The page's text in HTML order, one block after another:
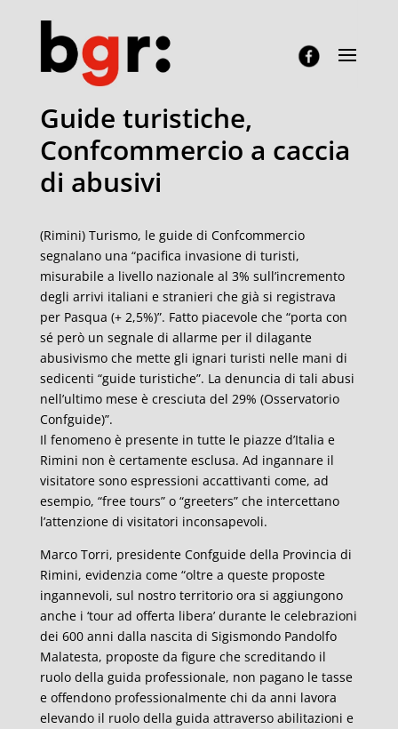
Guide turistiche,
Confcommercio a caccia
di abusivi
(Rimini) Turismo, le guide di Confcommercio
segnalano una “pacifica invasione di turisti,
misurabile a livello nazionale al 3% sull’incremento
degli arrivi italiani e stranieri che già si registrava
per Pasqua (+ 2,5%)”. Fatto piacevole che “porta con
sé però un segnale di allarme per il dilagante
abusivismo che mette gli ignari turisti nelle mani di
sedicenti “guide turistiche”. La denuncia di tali abusi
nell’ultimo mese è cresciuta del 29% (Osservatorio
Confguide)”.
Il fenomeno è presente in tutte le piazze d’Italia e
Rimini non è certamente esclusa. Ad ingannare il
visitatore sono espressioni accattivanti come, ad
esempio, “free tours” o “greeters” che intercettano
l’attenzione di visitatori inconsapevoli.
Marco Torri, presidente Confguide della Provincia di
Rimini, evidenzia come “oltre a queste proposte
ingannevoli, sul nostro territorio ora si aggiungono
anche i ‘tour ad offerta libera’ durante le celebrazioni
dei 600 anni dalla nascita di Sigismondo Pandolfo
Malatesta, proposte da figure che screditando il
ruolo della guida professionale, non pagano le tasse
e offendono professionalmente chi da anni lavora
elevando il ruolo della guida attraverso abilitazioni e